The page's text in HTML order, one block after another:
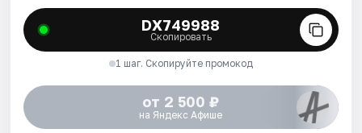
DX749988
Скопировать
1 шаг. Скопируйте промокод
от 2 500 ₽
на Яндекс Афише